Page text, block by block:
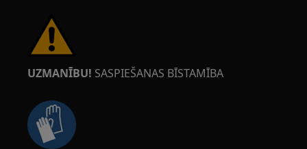
UZMANĪBU! SASPIEŠANAS BĪSTAMĪBA